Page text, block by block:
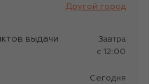
Другой город
выдачи
Завтра
c 12:00
Сегодня